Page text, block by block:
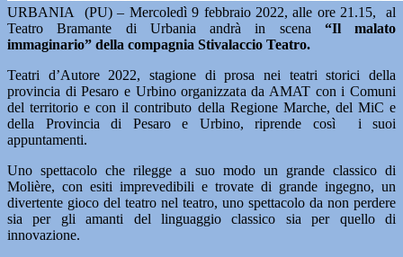
URBANIA (PU) – Mercoledì 9 febbraio 2022, alle ore 21.15, al
Teatro Bramante di Urbania andrà in scena “Il malato
immaginario” della compagnia Stivalaccio Teatro.
Teatri d’Autore 2022, stagione di prosa nei teatri storici della
provincia di Pesaro e Urbino organizzata da AMAT con i Comuni
del territorio e con il contributo della Regione Marche, del MiC e
della Provincia di Pesaro e Urbino, riprende così i suoi
appuntamenti.
Uno spettacolo che rilegge a suo modo un grande classico di
Molière, con esiti imprevedibili e trovate di grande ingegno, un
divertente gioco del teatro nel teatro, uno spettacolo da non perdere
sia per gli amanti del linguaggio classico sia per quello di
innovazione.